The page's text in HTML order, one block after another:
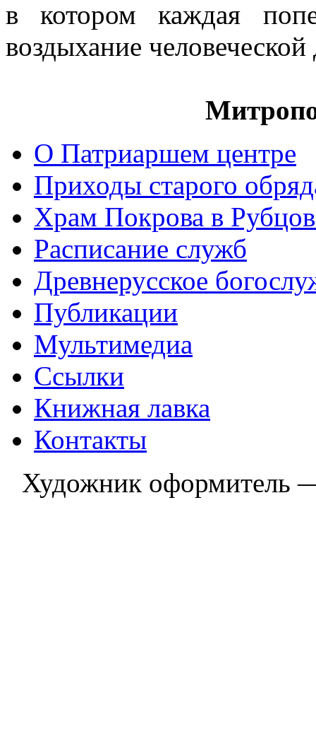
в котором каждая
воздыхание
О Патриаршем центре
Приходы старого
Храм Покрова в
Расписание служб
Древнерусское
Публикации
Мультимедиа
Ссылки
Книжная лавка
Контакты
Художник оформитель